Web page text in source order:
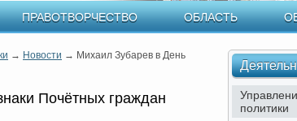
ПРАВОТВОРЧЕСТВО ОБЛАСТЬ
→ Новости → Михаил Зубарев в День
Почётных граждан
политики